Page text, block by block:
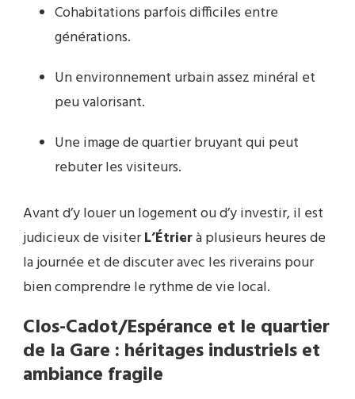
Cohabitations parfois difficiles entre
générations.
Un environnement urbain assez minéral et
peu valorisant.
Une image de quartier bruyant qui peut
rebuter les visiteurs.
Avant d’y louer un logement ou d’y investir, il est
judicieux de visiterL’Étrierà plusieurs heures de
la journée et de discuter avec les riverains pour
bien comprendre le rythme de vie local.
Clos-Cadot/Espérance et le quartier
de la Gare : héritages industriels et
ambiance fragile